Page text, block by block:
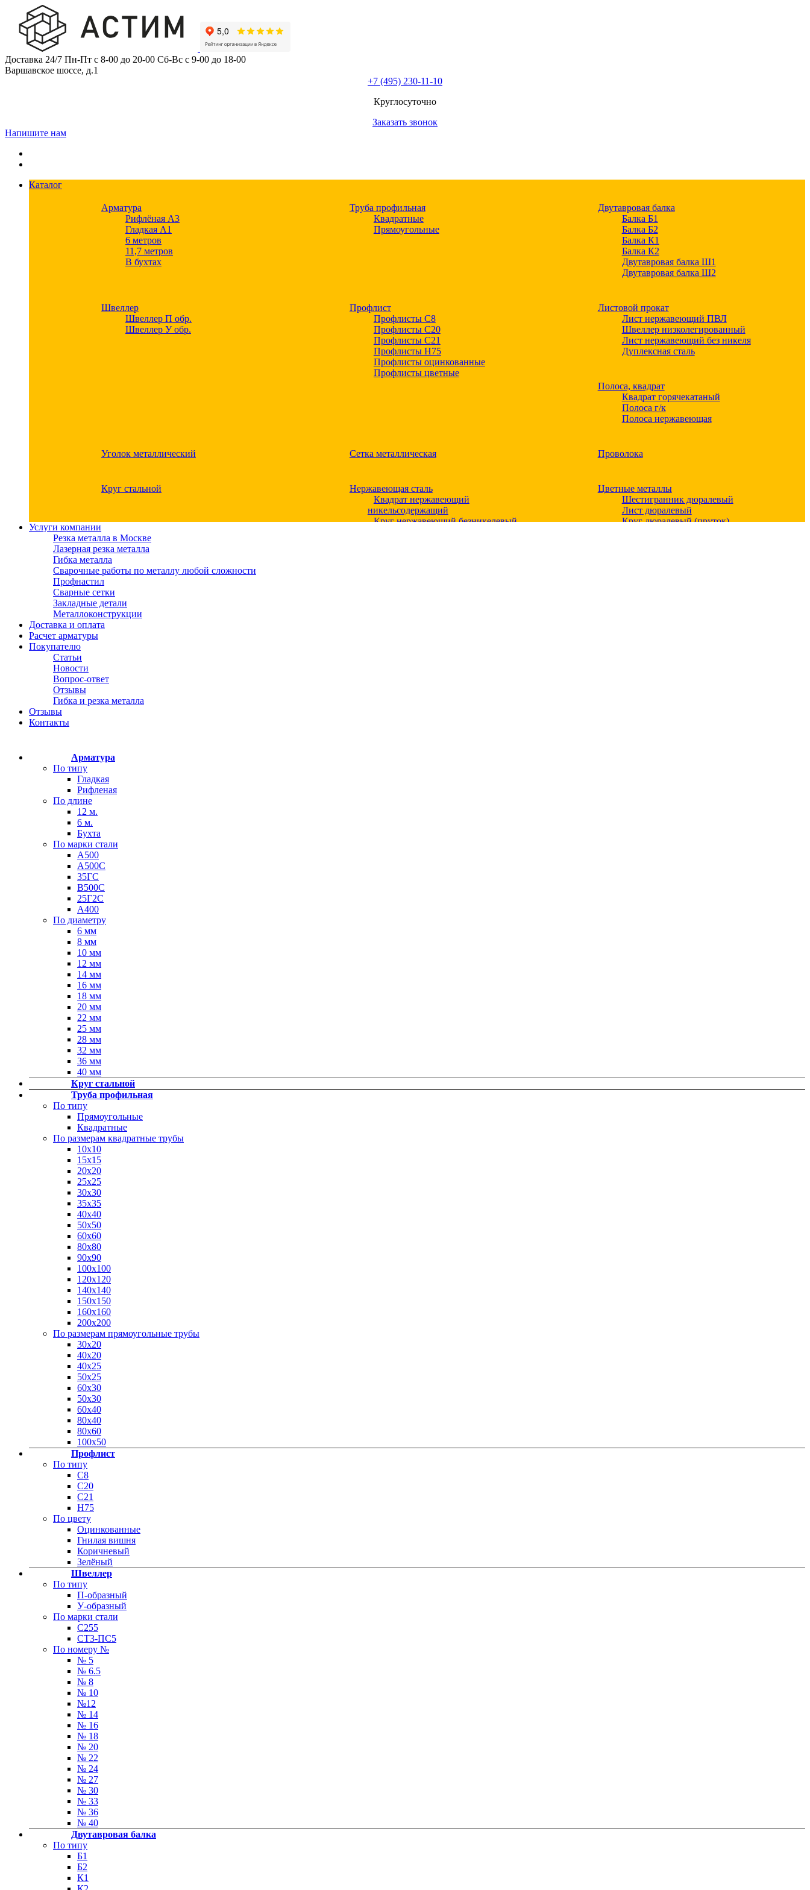
content
Доставка 24/7 Пн-Пт с 8-00 до 20-00 Сб-Вс с 9-00 до 18-00
Варшавское шоссе, д.1
+7 (495) 230-11-10
Круглосуточно
Заказать звонок
Напишите нам
Каталог
Арматура
Рифлёная А3
Гладкая А1
6 метров
11,7 метров
В бухтах
Труба профильная
Квадратные
Прямоугольные
Двутавровая балка
Балка Б1
Балка Б2
Балка К1
Балка К2
Двутавровая балка Ш1
Двутавровая балка Ш2
Швеллер
Швеллер П обр.
Швеллер У обр.
Профлист
Профлисты С8
Профлисты С20
Профлисты C21
Профлисты Н75
Профлисты оцинкованные
Профлисты цветные
Листовой прокат
Лист нержавеющий ПВЛ
Швеллер низколегированный
Лист нержавеющий без никеля
Дуплексная сталь
Полоса, квадрат
Квадрат горячекатаный
Полоса г/к
Полоса нержавеющая
Уголок металлический Сетка металлическая Проволока
Круг стальной
Нержавеющая сталь
Квадрат нержавеющий
никельсодержащий
Круг нержавеющий безникелевый
Цветные металлы
Шестигранник дюралевый
Лист дюралевый
Круг дюралевый (пруток)
Качественные стали
Фитинги
Фитинги резьбовые латунные
Фитинги резьбовые стальные
Хомуты стальные Труба ВГП
Услуги компании
Резка металла в Москве
Лазерная резка металла
Гибка металла
Сварочные работы по металлу любой сложности
Профнастил
Сварные сетки
Закладные детали
Металлоконструкции
Доставка и оплата
Расчет арматуры
Покупателю
Статьи
Новости
Вопрос-ответ
Отзывы
Гибка и резка металла
Отзывы
Контакты
Арматура
По типу
Гладкая
Рифленая
По длине
12 м.
6 м.
Бухта
По марки стали
А500
А500С
35ГС
В500С
25Г2С
А400
По диаметру
6 мм
8 мм
10 мм
12 мм
14 мм
16 мм
18 мм
20 мм
22 мм
25 мм
28 мм
32 мм
36 мм
40 мм
Круг стальной
Труба профильная
По типу
Прямоугольные
Квадратные
По размерам квадратные трубы
10х10
15х15
20х20
25х25
30х30
35х35
40х40
50х50
60х60
80х80
90х90
100х100
120х120
140х140
150х150
160х160
200х200
По размерам прямоугольные трубы
30х20
40х20
40х25
50х25
60х30
50х30
60х40
80х40
80х60
100х50
Профлист
По типу
С8
С20
C21
Н75
По цвету
Оцинкованные
Гнилая вишня
Коричневый
Зелёный
Швеллер
По типу
П-образный
У-образный
По марки стали
С255
СТ3-ПС5
По номеру №
№ 5
№ 6.5
№ 8
№ 10
№12
№ 14
№ 16
№ 18
№ 20
№ 22
№ 24
№ 27
№ 30
№ 33
№ 36
№ 40
Двутавровая балка
По типу
Б1
Б2
К1